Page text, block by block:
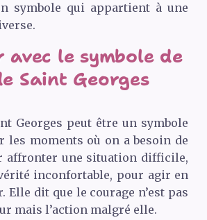
symbole qui appartient à une
le symbole de
Saint Georges
Georges peut être un symbole
les moments où on a besoin de
affronter une situation difficile,
inconfortable, pour agir en
Elle dit que le courage n’est pas
mais l’action malgré elle.